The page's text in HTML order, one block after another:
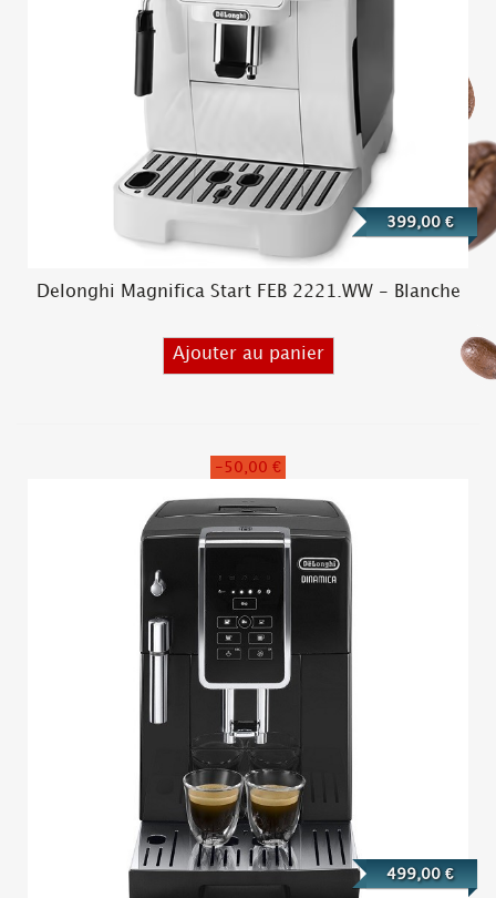
Delonghi Magnifica Start FEB 2221.WW - Blanche
399,00 €
Ajouter au panier
-50,00 €
499,00 €